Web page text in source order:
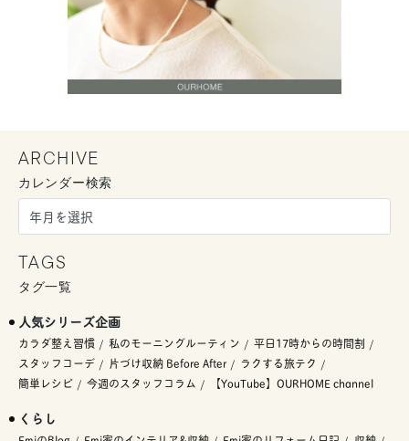
ARCHIVE
カレンダー検索
TAGS
タグ一覧
人気シリーズ企画
カラダ整え習慣 私のモーニングルーティン
平日17時からの時間割
スタッフコーデ
片づけ収納 Before After
ラクする旅テク
簡単レシピ
今週のスタッフコラム 【YouTube】OURHOME channel
くらし